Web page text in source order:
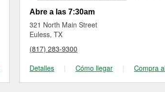
Abre a las 7:30am
321 North Main Street
Euless, TX
(817) 283-9300
Detalles
| Cómo llegar | Compra